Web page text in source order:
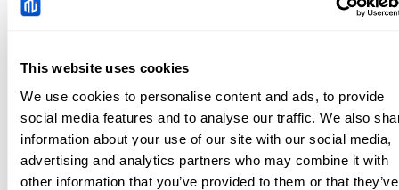
This website uses cookies
We use cookies to personalise content and ads, to provide
social media features and to analyse our traffic. We also
information about your use of our site with our social media,
advertising and analytics partners who may combine it with
other information that you’ve provided to them or that they’ve
Oil: Hormuz risk
repricing with fragile
support – BNY
2026-08-06 22:05:20 (GMT+0)